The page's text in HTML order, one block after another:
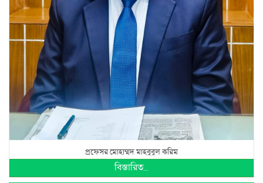
প্রফেসর মোহাম্মদ মাহবুবুল করিম
বিস্তারিত...